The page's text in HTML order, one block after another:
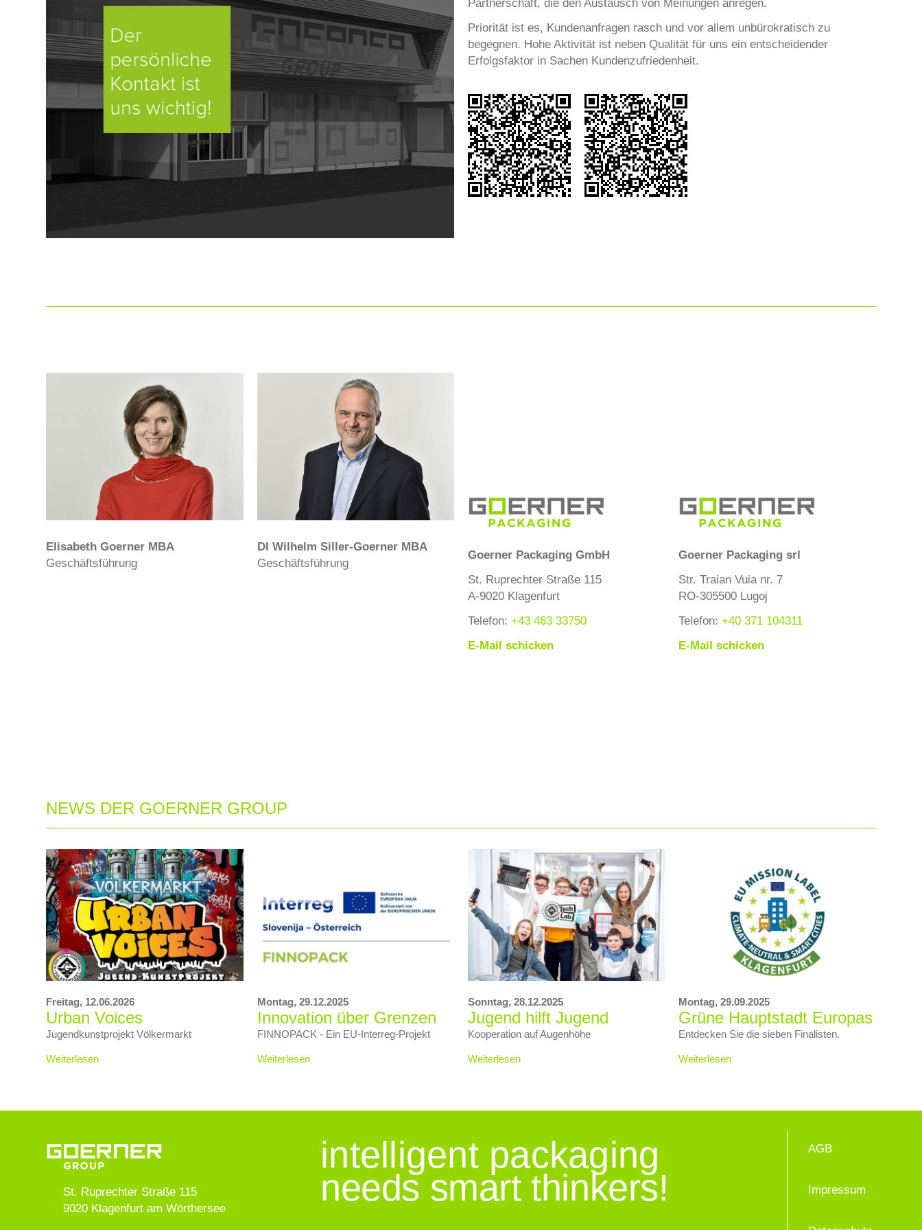
Partnerschaft, die den Austausch von Meinungen anregen.
Priorität ist es, Kundenanfragen rasch und vor allem unbürokratisch zu
begegnen. Hohe Aktivität ist neben Qualität für uns ein entscheidender
Erfolgsfaktor in Sachen Kundenzufriedenheit.
Elisabeth Goerner MBA
Geschäftsführung
DI Wilhelm Siller-Goerner MBA
Geschäftsführung
Goerner Packaging GmbH
St. Ruprechter Straße 115
A-9020 Klagenfurt
Telefon:+43 463 33750
E-Mail schicken
Goerner Packaging srl
Str. Traian Vuia nr. 7
RO-305500 Lugoj
Telefon:+40 371 104311
E-Mail schicken
NEWS DER GOERNER GROUP
Freitag, 12.06.2026
Urban Voices
Jugendkunstprojekt Völkermarkt
Weiterlesen
Montag, 29.12.2025
Innovation über Grenzen
FINNOPACK - Ein EU‑Interreg‑Projekt
Weiterlesen
Sonntag, 28.12.2025
Jugend hilft Jugend
Kooperation auf Augenhöhe
Weiterlesen
Montag, 29.09.2025
Grüne Hauptstadt Europas
Entdecken Sie die sieben Finalisten.
Weiterlesen
St. Ruprechter Straße 115
9020 Klagenfurt am Wörthersee
intelligent packaging
needs smart thinkers!
AGB
Impressum